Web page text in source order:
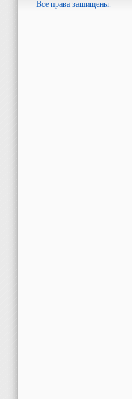
Все права защищены.